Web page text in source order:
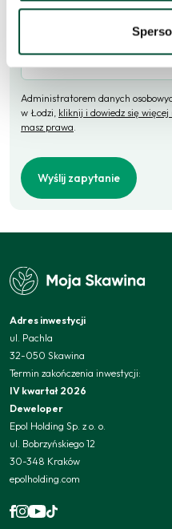
Administratorem danych
w Łodzi, kliknij i dowiedz się
masz prawa.
Wyślij zapytanie
Adres inwestycji
ul. Pachla
32-050 Skawina
Termin zakończenia inwestycji:
IV kwartał 2026
Deweloper
Epol Holding Sp. z o. o.
ul. Bobrzyńskiego 12
30-348 Kraków
epolholding.com